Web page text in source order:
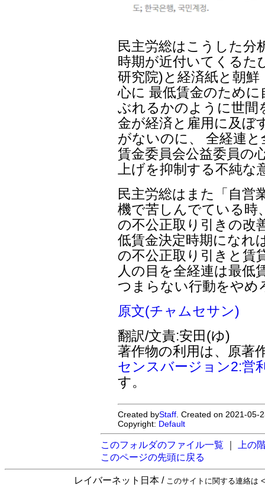
民主労総はこうした分
時期が近付いてくるた
研究院)と経済紙と朝
心に 最低賃金のため
ぶれるかのように世間
金が経済と雇用に及ぼ
がないのに、 全経連
賃金委員会公益委員の
上げを抑制する不純
民主労総はまた「自営
機で苦しんでている時
の不公正取り引きの改
低賃金決定時期になれ
の不公正取り引きと賃
人の目を全経連は最低
つまらない行動をやめ
原文(チャムセサン)
翻訳/文責:安田(ゆ)
著作物の利用は、原著
センスバージョン2:営
す。
Created byStaff . Created on 2021-
Copyright: Default
このフォルダのファイル一覧
上の
このページの先頭に戻る
レイバーネット日本 / このサイトに関する連絡は